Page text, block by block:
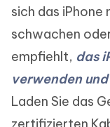
sich das
schwachen
empfiehlt, das
verwenden
Laden Sie das